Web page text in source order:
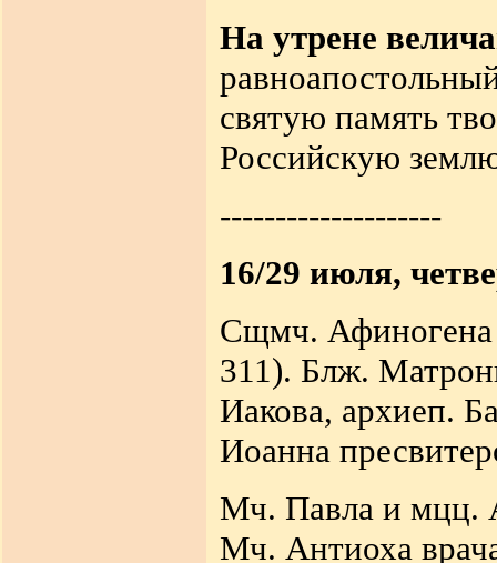
На утрене
святую память
Российскую
--------------------
16/29 июля,
Сщмч. Афиногена
311). Блж.
Иакова, архиеп.
Иоанна
Мч. Павла и мцц.
Мч. Антиоха